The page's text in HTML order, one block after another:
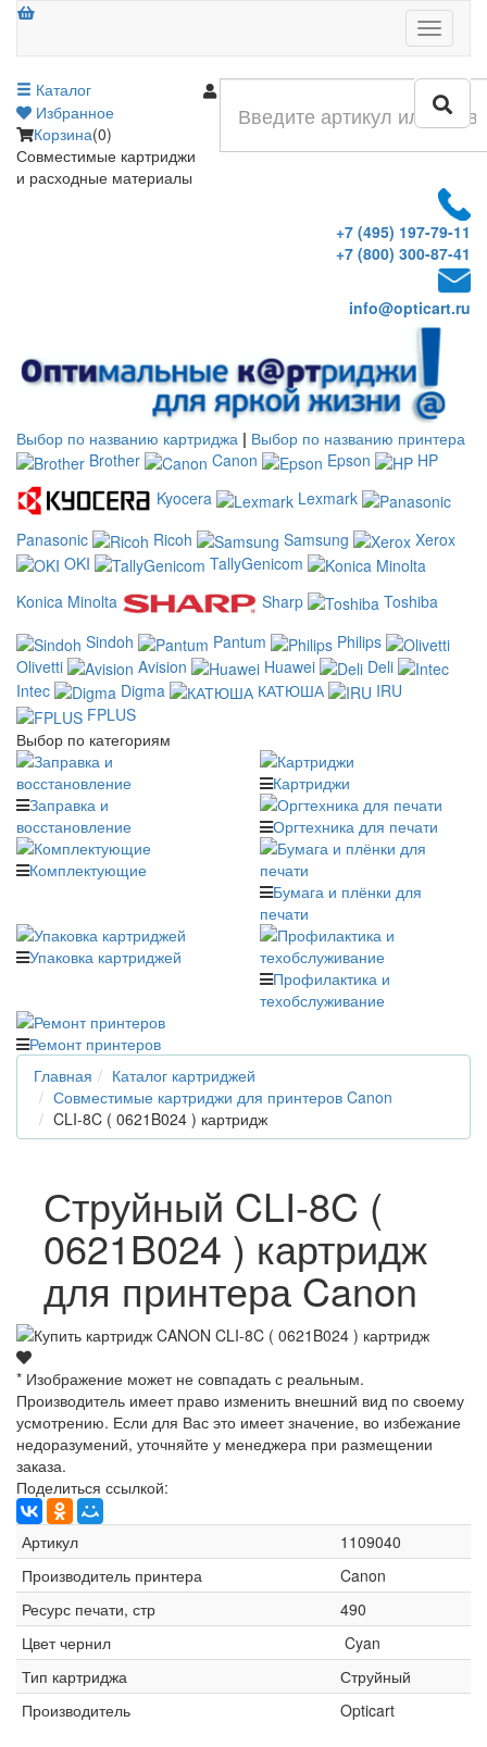
Меню
Каталог
Избранное
Корзина(0)
Совместимые картриджи
и расходные материалы
+7 (495) 197-79-11
+7 (800) 300-87-41
info@opticart.ru
Выбор по названию картриджа | Выбор по названию принтера
Brother
Canon Epson
HP
Kyocera
Lexmark
Panasonic
Ricoh Samsung
Xerox
OKI
TallyGenicom
Konica Minolta
Sharp
Toshiba
Sindoh
Pantum
Philips
Olivetti
Avision Huawei
Deli
Intec
Digma КАТЮША
IRU
FPLUS
Выбор по категориям
Заправка и
восстановление
Картриджи
Оргтехника для печати
Комплектующие
Бумага и плёнки для
печати
Упаковка картриджей
Профилактика и
техобслуживание
Ремонт принтеров
Главная
Каталог картриджей
Совместимые картриджи для принтеров Canon
CLI-8C ( 0621B024 ) картридж
Струйный CLI-8C (
0621B024 ) картридж
для принтера Canon
* Изображение может не совпадать с реальным.
Производитель имеет право изменить внешний вид по своему
усмотрению. Если для Вас это имеет значение, во избежание
недоразумений, уточняйте у менеджера при размещении
заказа.
Поделиться ссылкой:
Артикул
1109040
Производитель принтера
Canon
Ресурс печати, стр
490
Цвет чернил
Cyan
Тип картриджа
Струйный
Производитель
Opticart